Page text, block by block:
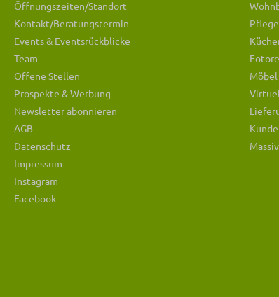
Öffnungszeiten/Standort
Kontakt/Beratungstermin
Events & Eventsrückblicke
Team
Offene Stellen
Prospekte & Werbung
Newsletter abonnieren
AGB
Datenschutz
Impressum
Instagram
Facebook
Möbel